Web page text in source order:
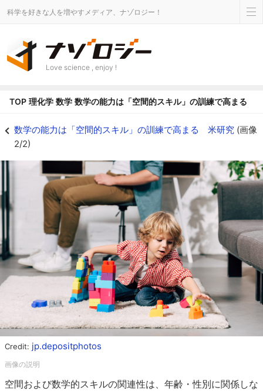
科学を好きな人を増やすメディア、ナゾロジー！
Love science , enjoy !
TOP 理化学 数学 数学の能力は「空間的スキル」の訓練で高まる
数学の能力は「空間的スキル」の訓練で高まる 米研究 (画像
2/2)
Credit: jp.depositphotos
空間および数学的スキルの関連性は、年齢・性別に関係しな